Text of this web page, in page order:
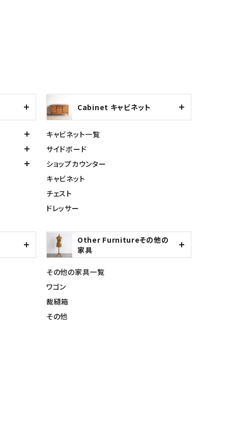
Cabinet キャビネット
キャビネット一覧
サイドボード
ショップカウンター
キャビネット
チェスト
ドレッサー
Other Furnitureその他の
家具
その他の家具一覧
ワゴン
裁縫箱
その他